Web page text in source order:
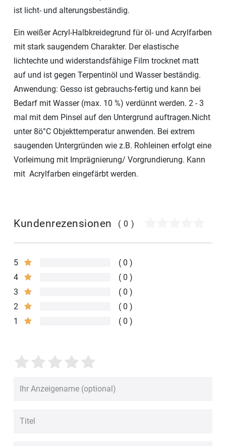
ist licht- und alterungsbeständig.
Ein weißer Acryl-Halbkreidegrund für öl- und Acrylfarben
mit stark saugendem Charakter. Der elastische
lichtechte und widerstandsfähige Film trocknet matt
auf und ist gegen Terpentinöl und Wasser beständig.
Anwendung: Gesso ist gebrauchs-fertig und kann bei
Bedarf mit Wasser (max. 10 %) verdünnt werden. 2 - 3
mal mit dem Pinsel auf den Untergrund auftragen.Nicht
unter 8ö°C Objekttemperatur anwenden. Bei extrem
saugenden Untergründen wie z.B. Rohleinen erfolgt eine
Vorleimung mit Imprägnierung/ Vorgrundierung. Kann
mit Acrylfarben eingefärbt werden.
Kundenrezensionen (0)
5
0
4
0
3
0
2
0
1
0